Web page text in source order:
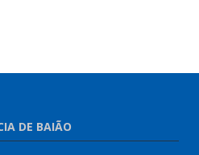
DE BAIÃO